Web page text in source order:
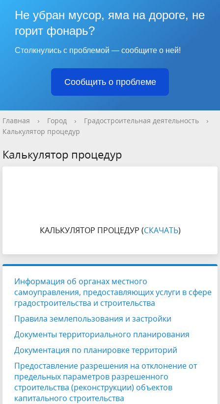
Не убран мусор, яма на дороге, не
горит фонарь?
Столкнулись с проблемой — сообщите о ней!
Сообщить о проблеме
Главная › Город › Градостроительная деятельность
›
Калькулятор процедур
Калькулятор процедур
КАЛЬКУЛЯТОР ПРОЦЕДУР (СКАЧАТЬ)
Информация об органах местного
самоуправления, предоставляющих услуги в сфере
градостроительства и строительства
Правила землепользования и застройки
Документы территориального планирования
Документация по планировке территорий
Предоставление разрешения на отклонение от
предельных параметров разрешенного
строительства (реконструкции) объектов
капитального строительства